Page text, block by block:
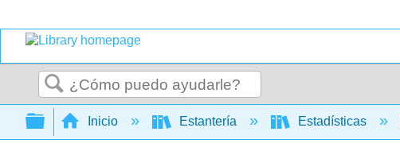
Buscar
Expandir/contraer jerarquía global
Inicio Estantería Estadísticas